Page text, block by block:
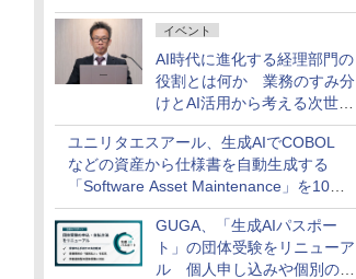
ダッシュボード画面を搭載
イベント
AI時代に進化する経理部門の
役割とは何か 業務のすみ分
けとAI活用から考える次世代
ファイナンス戦略
ユニリタエスアール、生成AIでCOBOL
などの資産から仕様書を自動生成する
「Software Asset Maintenance」を10月
に発売
GUGA、「生成AIパスポー
ト」の団体受験をリニューア
ル 個人申し込みや個別の支